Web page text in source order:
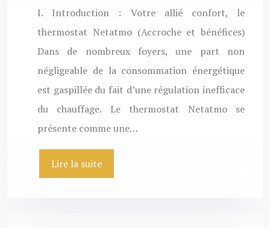
I. Introduction : Votre allié confort, le
thermostat Netatmo (Accroche et bénéfices)
Dans de nombreux foyers, une part non
négligeable de la consommation énergétique
est gaspillée du fait d’une régulation inefficace
du chauffage. Le thermostat Netatmo se
présente comme une…
Lire la suite